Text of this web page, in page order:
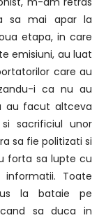
sa mai apar la
etapa, in care
emisiuni, au luat
care au
i ca nu au
au facut altceva
sacrificiul unor
sa fie politizati si
forta sa lupte cu
Toate
la bataie pe
sa duca in